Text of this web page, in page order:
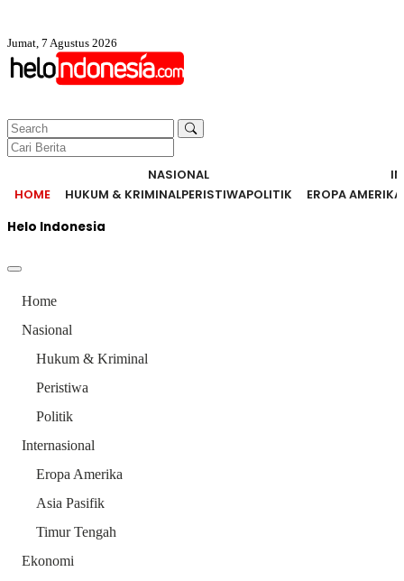
Jumat, 7 Agustus 2026
HOME
NASIONAL
HUKUM & KRIMINALPERISTIWAPOLITIK
EROPA AMERIKA
Helo Indonesia
Home
Nasional
Hukum & Kriminal
Peristiwa
Politik
Internasional
Eropa Amerika
Asia Pasifik
Timur Tengah
Ekonomi